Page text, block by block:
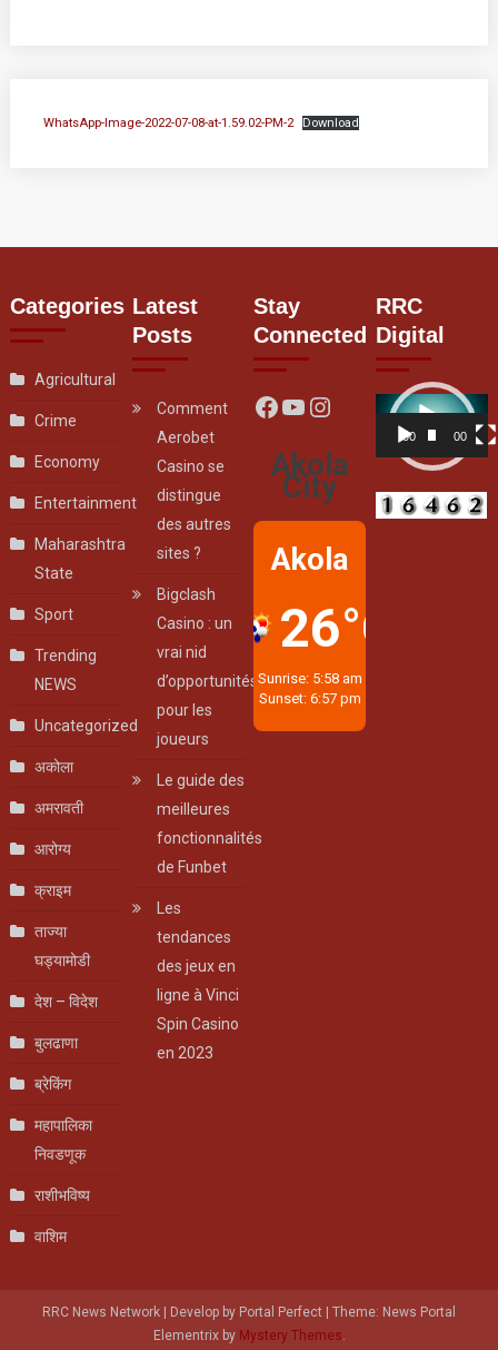
WhatsApp-Image-2022-07-08-at-1.59.02-PM-2 Download
Categories
Agricultural
Crime
Economy
Entertainment
Maharashtra
State
Sport
Trending
NEWS
Uncategorized
अकोला
अमरावती
आरोग्य
क्राइम
ताज्या
घड्यामोडी
देश – विदेश
बुलढाणा
ब्रेकिंग
महापालिका
निवडणूक
राशीभविष्य
वाशिम
Latest
Posts
Comment
Aerobet
Casino se
distingue
des autres
sites ?
Bigclash
Casino : un
vrai nid
d’opportunités
pour les
joueurs
Le guide des
meilleures
fonctionnalités
de Funbet
Les
tendances
des jeux en
ligne à Vinci
Spin Casino
en 2023
Stay
Connected
Facebook
YouTube
Instagram
Akola
City
Akola
26°C
Sunrise: 5:58 am
Sunset: 6:57 pm
RRC
Digital
Video
Player00:00 00:07
RRC News Network | Develop by Portal Perfect
Theme: News Portal
Elementrix by Mystery Themes.